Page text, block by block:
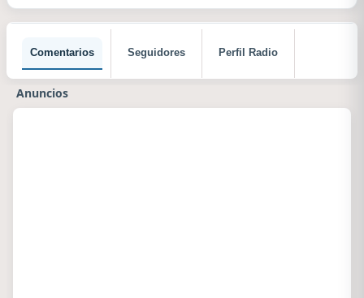
Comentarios Seguidores Perfil Radio
Anuncios